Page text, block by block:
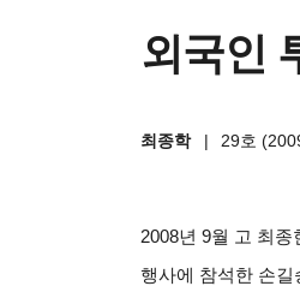
외국인
최종학 | 29호
2008년 9월 고 최종
행사에 참석한 손